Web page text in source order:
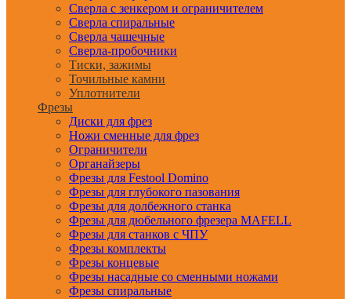
Сверла с зенкером и ограничителем
Сверла спиральные
Сверла чашечные
Сверла-пробочники
Тиски, зажимы
Точильные камни
Уплотнители
Фрезы
Диски для фрез
Ножи сменные для фрез
Ограничители
Органайзеры
Фрезы для Festool Domino
Фрезы для глубокого пазования
Фрезы для долбежного станка
Фрезы для дюбельного фрезера MAFELL
Фрезы для станков с ЧПУ
Фрезы комплекты
Фрезы концевые
Фрезы насадные со сменными ножами
Фрезы спиральные